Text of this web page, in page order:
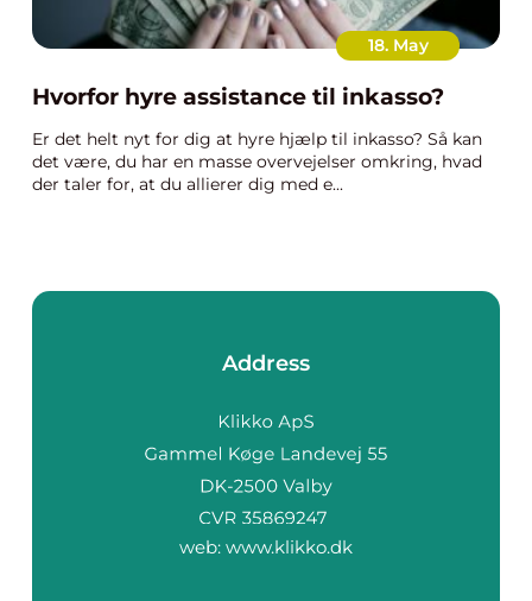
18. May
Hvorfor hyre assistance til inkasso?
Er det helt nyt for dig at hyre hjælp til inkasso? Så kan
det være, du har en masse overvejelser omkring, hvad
der taler for, at du allierer dig med e...
Address
web: www.klikko.dk